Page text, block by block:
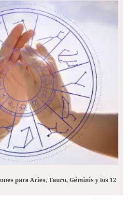
para Aries, Tauro, Géminis y los 12